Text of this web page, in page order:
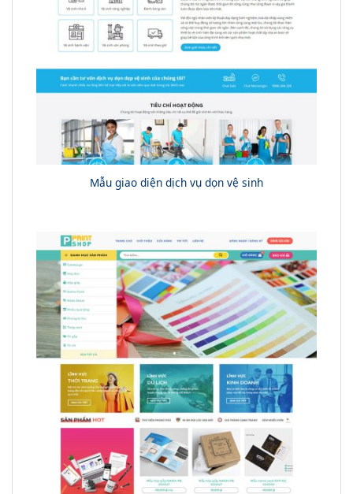
Mẫu giao diện dịch vụ dọn vệ sinh